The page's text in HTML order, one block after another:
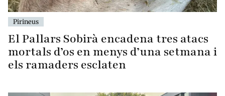
Pirineus
El Pallars Sobirà encadena tres atacs
mortals d’os en menys d’una setmana i
els ramaders esclaten